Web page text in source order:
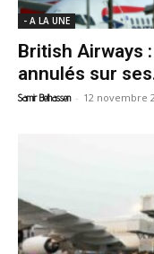
- A LA UNE
British Airways
annulés sur
Samir Belhassen - 12 novembre